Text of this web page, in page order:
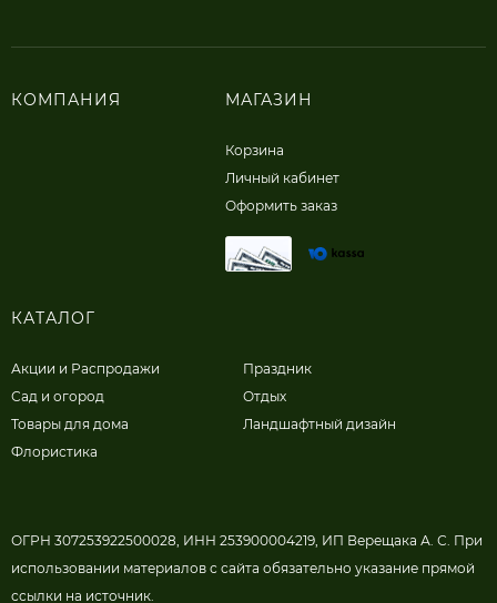
КОМПАНИЯ МАГАЗИН
Корзина
Личный кабинет
Оформить заказ
КАТАЛОГ
Акции и Распродажи
Сад и огород
Товары для дома
Флористика
Праздник
Отдых
Ландшафтный дизайн
ОГРН 307253922500028, ИНН 253900004219, ИП Верещака А. С. При
использовании материалов с сайта обязательно указание прямой
ссылки на источник.